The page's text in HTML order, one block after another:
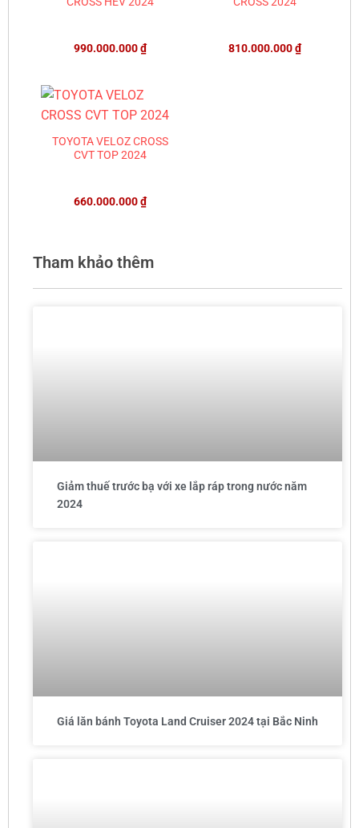
990.000.000₫ 810.000.000₫
TOYOTA VELOZ CROSS
CVT TOP 2024
660.000.000₫
Tham khảo thêm
Giảm thuế trước bạ với xe lắp ráp trong nước năm
2024
Giá lăn bánh Toyota Land Cruiser 2024 tại Bắc Ninh